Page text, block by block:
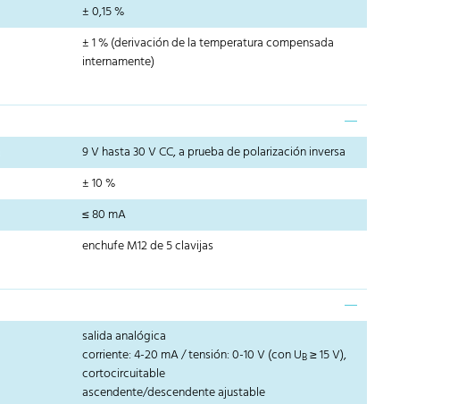
± 0,15 %
± 1 % (derivación de la temperatura compensada
internamente)
9 V hasta 30 V CC, a prueba de polarización inversa
± 10 %
≤ 80 mA
enchufe M12 de 5 clavijas
salida analógica
corriente: 4-20 mA / tensión: 0-10 V (con UB≥ 15 V),
cortocircuitable
ascendente/descendente ajustable